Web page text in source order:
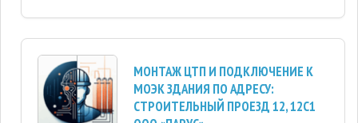
МОНТАЖ ЦТП И ПОДКЛЮЧЕНИЕ К
МОЭК ЗДАНИЯ ПО АДРЕСУ:
СТРОИТЕЛЬНЫЙ ПРОЕЗД 12, 12С1